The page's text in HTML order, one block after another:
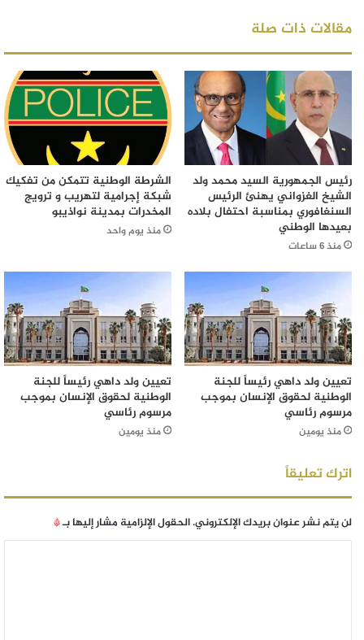
مقالات ذات صلة
رئيس الجمهورية السيد محمد ولد
الشيخ الغزواني يهنئ الرئيس
السنغافوري بمناسبة احتفال بلاده
بعيدها الوطني
منذ 6 ساعات
الشرطة الوطنية تتمكن من تفكيك
شبكة إجرامية لتهريب و ترويج
المخدرات بمدينة نواذيبو
منذ يوم واحد
تعيين ولد داهي رئيساً للجنة
الوطنية لحقوق الإنسان بموجب
مرسوم رئاسي
منذ يومين
تعيين ولد داهي رئيساً للجنة
الوطنية لحقوق الإنسان بموجب
مرسوم رئاسي
منذ يومين
اترك تعليقاً
لن يتم نشر عنوان بريدك الإلكتروني.الحقول الإلزامية مشار إليها بـ*